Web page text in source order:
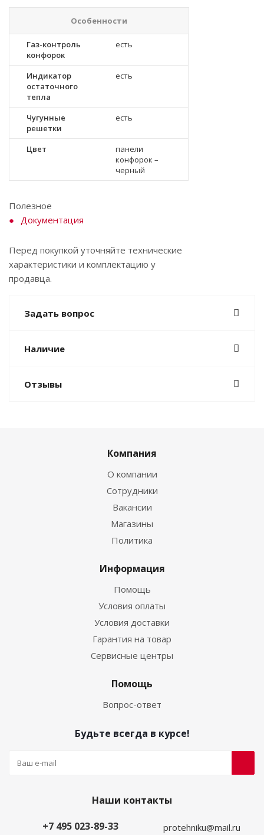
Особенности
Газ-контроль
конфорок
есть
Индикатор
остаточного
тепла
есть
Чугунные
решетки
есть
Цвет
панели
конфорок –
черный
Полезное
Документация
Перед покупкой уточняйте технические
характеристики и комплектацию у
продавца.
Задать вопрос
Наличие
Отзывы
Компания
О компании
Сотрудники
Вакансии
Магазины
Политика
Информация
Помощь
Условия оплаты
Условия доставки
Гарантия на товар
Сервисные центры
Помощь
Вопрос-ответ
Будьте всегда в курсе!
Наши контакты
+7 495 023-89-33
protehniku@mail.ru